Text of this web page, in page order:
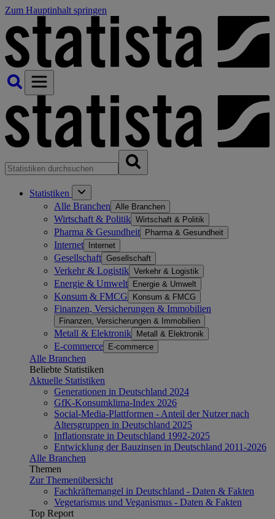
Zum Hauptinhalt springen
Statistiken
Alle Branchen Alle Branchen
Wirtschaft & Politik Wirtschaft & Politik
Pharma & Gesundheit Pharma & Gesundheit
Internet Internet
Gesellschaft Gesellschaft
Verkehr & Logistik Verkehr & Logistik
Energie & Umwelt Energie & Umwelt
Konsum & FMCG Konsum & FMCG
Finanzen, Versicherungen & Immobilien
Finanzen, Versicherungen & Immobilien
Metall & Elektronik Metall & Elektronik
E-commerce E-commerce
Alle Branchen
Beliebte Statistiken
Aktuelle Statistiken
Generationen in Deutschland 2024
GfK-Konsumklima-Index 2026
Social-Media-Plattformen - Anteil der Nutzer nach
Altersgruppen in Deutschland 2025
Inflationsrate in Deutschland 1992-2025
Entwicklung der Bauzinsen in Deutschland 2011-2026
Alle Branchen
Themen
Zur Themenübersicht
Fachkräftemangel in Deutschland - Daten & Fakten
Vegetarismus und Veganismus - Daten & Fakten
Top Report